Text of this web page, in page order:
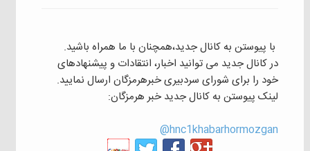
با پیوستن به کانال جدید،همچنان با ما همراه باشید.
در کانال جدید می توانید اخبار، انتقادات و پیشنهادهای
خود را برای شورای سردبیری خبرهرمزگان ارسال نمایید.
لینک پیوستن به کانال جدید خبر هرمزگان:
hnc1khabarhormozgan@